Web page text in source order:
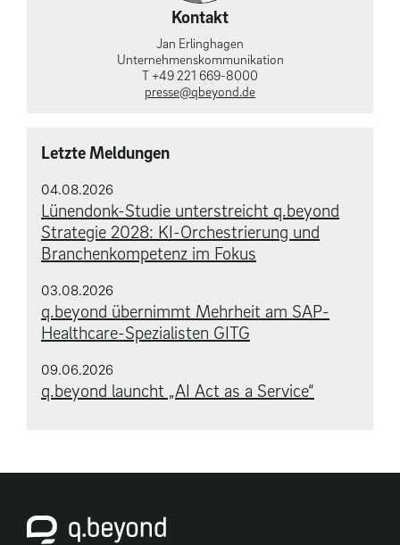
Kontakt
Jan Erlinghagen
Unternehmens­kommunikation
T +49 221 669-8000
presse@qbeyond.de
Letzte Meldungen
04.08.2026
Lünendonk-Studie unterstreicht q.beyond
Strategie 2028: KI-Orchestrierung und
Branchenkompetenz im Fokus
03.08.2026
q.beyond übernimmt Mehrheit am SAP-
Healthcare-Spezialisten GITG
09.06.2026
q.beyond launcht „AI Act as a Service“